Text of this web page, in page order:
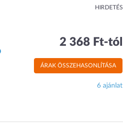
HIRDETÉS
2 368 Ft-tól
ÁRAK ÖSSZEHASONLÍTÁSA
6 ajánlat